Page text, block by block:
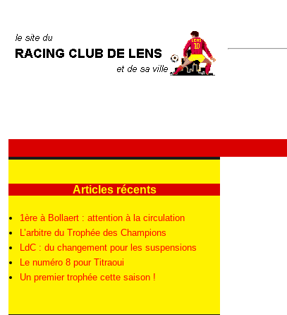
Articles récents
1ère à Bollaert : attention à la circulation
L’arbitre du Trophée des Champions
LdC : du changement pour les suspensions
Le numéro 8 pour Titraoui
Un premier trophée cette saison !